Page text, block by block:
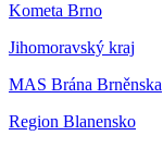
Kometa Brno
Jihomoravský kraj
MAS Brána Brněnska
Region Blanensko